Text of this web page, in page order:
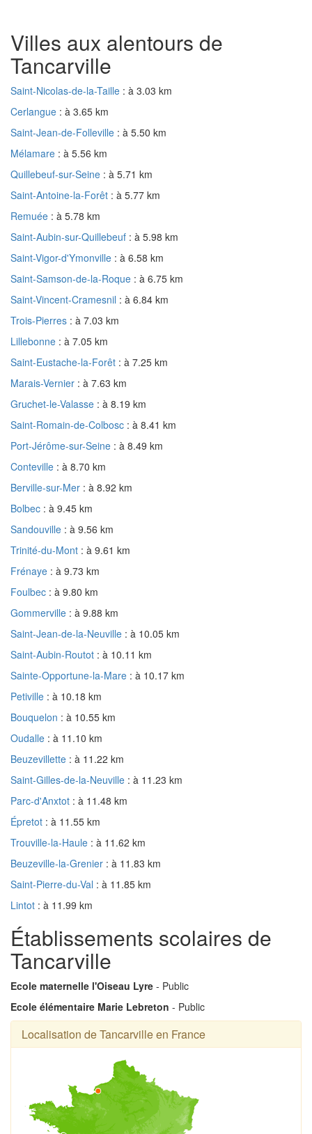
Villes aux alentours de
Tancarville
Saint-Nicolas-de-la-Taille : à 3.03 km
Cerlangue : à 3.65 km
Saint-Jean-de-Folleville : à 5.50 km
Mélamare : à 5.56 km
Quillebeuf-sur-Seine : à 5.71 km
Saint-Antoine-la-Forêt : à 5.77 km
Remuée : à 5.78 km
Saint-Aubin-sur-Quillebeuf : à 5.98 km
Saint-Vigor-d'Ymonville : à 6.58 km
Saint-Samson-de-la-Roque : à 6.75 km
Saint-Vincent-Cramesnil : à 6.84 km
Trois-Pierres : à 7.03 km
Lillebonne : à 7.05 km
Saint-Eustache-la-Forêt : à 7.25 km
Marais-Vernier : à 7.63 km
Gruchet-le-Valasse : à 8.19 km
Saint-Romain-de-Colbosc : à 8.41 km
Port-Jérôme-sur-Seine : à 8.49 km
Conteville : à 8.70 km
Berville-sur-Mer : à 8.92 km
Bolbec : à 9.45 km
Sandouville : à 9.56 km
Trinité-du-Mont : à 9.61 km
Frénaye : à 9.73 km
Foulbec : à 9.80 km
Gommerville : à 9.88 km
Saint-Jean-de-la-Neuville : à 10.05 km
Saint-Aubin-Routot : à 10.11 km
Sainte-Opportune-la-Mare : à 10.17 km
Petiville : à 10.18 km
Bouquelon : à 10.55 km
Oudalle : à 11.10 km
Beuzevillette : à 11.22 km
Saint-Gilles-de-la-Neuville : à 11.23 km
Parc-d'Anxtot : à 11.48 km
Épretot : à 11.55 km
Trouville-la-Haule : à 11.62 km
Beuzeville-la-Grenier : à 11.83 km
Saint-Pierre-du-Val : à 11.85 km
Lintot : à 11.99 km
Établissements scolaires de
Tancarville
Ecole maternelle l'Oiseau Lyre - Public
Ecole élémentaire Marie Lebreton - Public
Localisation de Tancarville en France